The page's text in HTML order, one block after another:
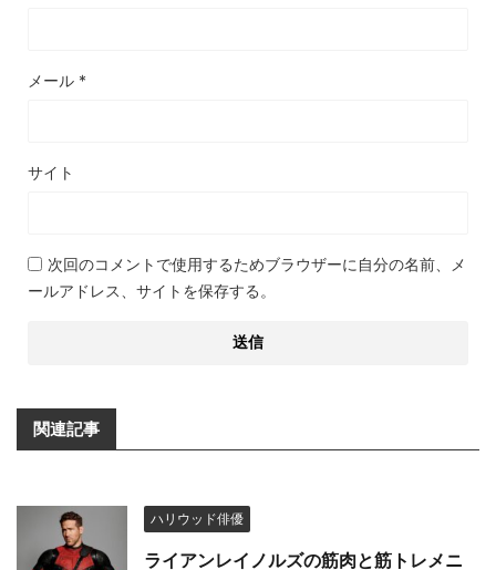
メール *
サイト
次回のコメントで使用するためブラウザーに自分の名前、メ
ールアドレス、サイトを保存する。
関連記事
ハリウッド俳優
ライアンレイノルズの筋肉と筋トレメニ